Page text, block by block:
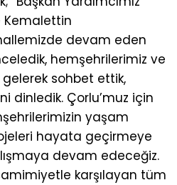
Kemalettin
devam eden
hemşehrilerimiz ve
sohbet ettik,
dinledik. Çorlu’muz için
yaşam
hayata geçirmeye
devam edeceğiz.
karşılayan tüm